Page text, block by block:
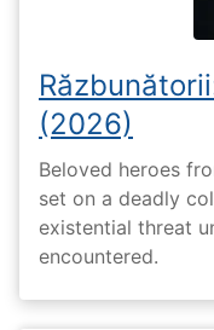
(2026)
Beloved heroes
set on a deadly
existential threat
encountered.